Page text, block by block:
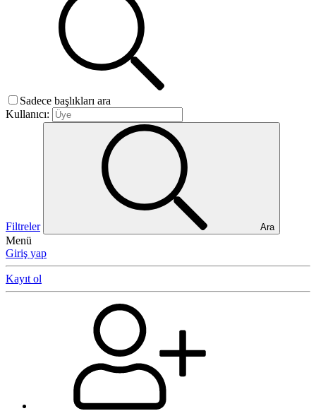
Sadece başlıkları ara
Kullanıcı:
Filtreler Ara
Menü
Giriş yap
Kayıt ol